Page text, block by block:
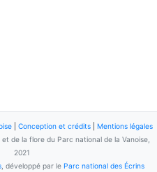
Conception et crédits
Mentions légales
de la flore du Parc national de la Vanoise,
2021
, développé par le Parc national des Écrins